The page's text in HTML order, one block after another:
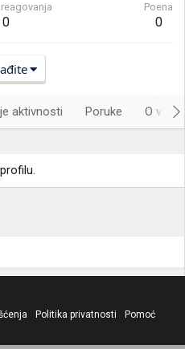
0
Poena
0
aktivnosti Poruke O
Politika privatnosti
Pomoć